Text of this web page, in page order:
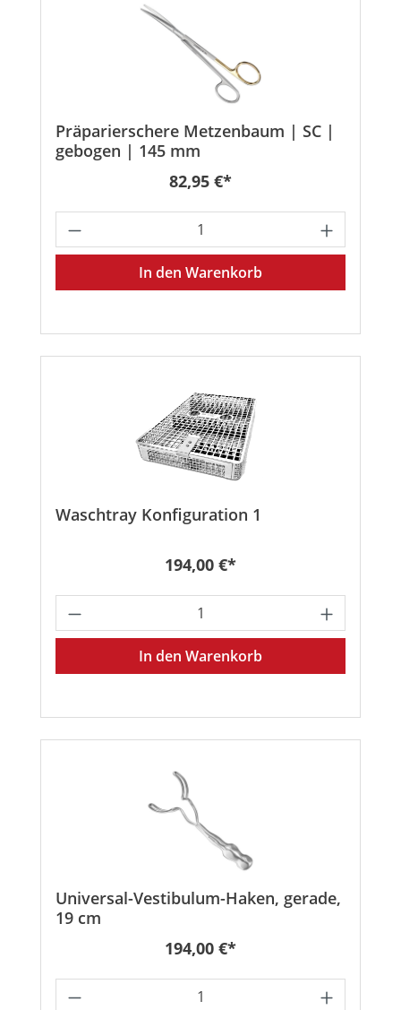
Präparierschere Metzenbaum | SC |
gebogen | 145 mm
Regulärer Preis:
82,95 €*
Produkt Anzahl: Gib den
In den Warenkorb
Waschtray Konfiguration 1
Regulärer Preis:
194,00 €*
Produkt Anzahl: Gib den
In den Warenkorb
Universal-Vestibulum-Haken, gerade,
19 cm
Regulärer Preis:
194,00 €*
Produkt Anzahl: Gib den